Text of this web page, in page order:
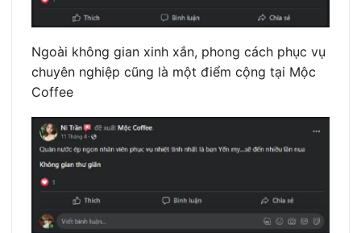
Ngoài không gian xinh xắn, phong cách phục vụ
chuyên nghiệp cũng là một điểm cộng tại Mộc
Coffee